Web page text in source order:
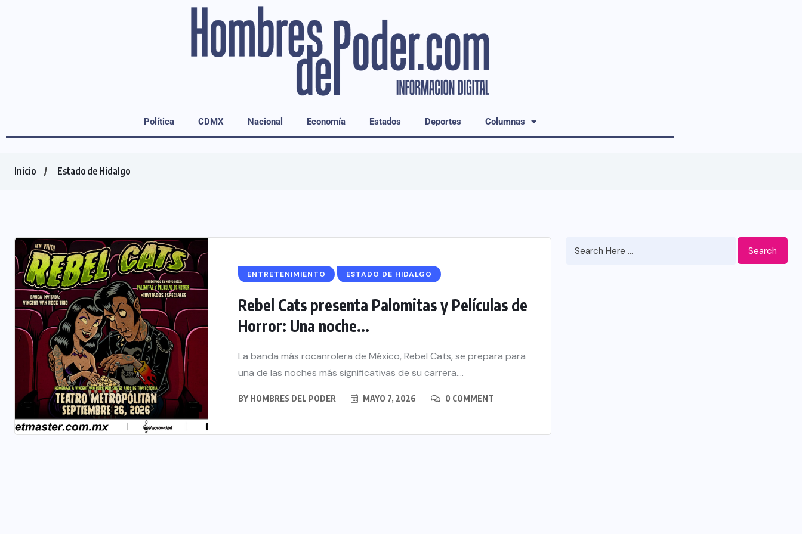
Política CDMX Nacional Economía Estados Deportes Columnas
Inicio Estado de Hidalgo
ENTRETENIMIENTO ESTADO DE HIDALGO
Rebel Cats presenta Palomitas y Películas de
Horror: Una noche...
La banda más rocanrolera de México, Rebel Cats, se prepara para
una de las noches más significativas de su carrera....
BY HOMBRES DEL PODER MAYO 7, 2026 0 COMMENT
Search